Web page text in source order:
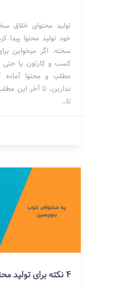
تولید محتوای خلاق
خود تولید محتوا
سخته. اگر میخواین
کسب و کارتون یا
مطلب و محتوا
ندارین، تا آخر این
تا…
4 نکته برای تولید محتوای خوب